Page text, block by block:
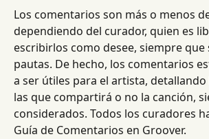
Los comentarios son más o menos
dependiendo del curador, quien es
escribirlos como desee, siempre que
pautas. De hecho, los comentarios
a ser útiles para el artista,
las que compartirá o no la canción,
considerados. Todos los curadores
Guía de Comentarios en Groover.